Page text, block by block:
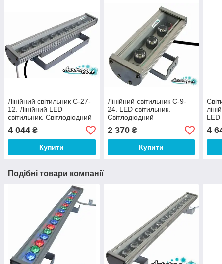
Лінійний світильник C-27-
12. Лінійний LED
світильник. Світлодіодний
4 044 ₴
Купити
Лінійний світильник C-9-
24. LED світильник.
Світлодіодний
прожектор.
2 370₴
Купити
LED
4
Подібні товари компанії